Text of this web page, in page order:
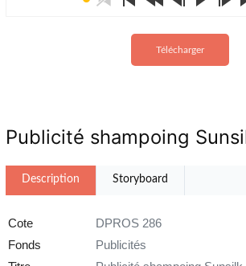
Télécharger
Publicité shampoing
Description Storyboard
Cote
DPROS 286
Fonds
Publicités